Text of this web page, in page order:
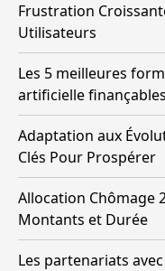
Frustration
Utilisateurs
Les 5 meilleures
artificielle
Adaptation aux
Clés Pour Prospérer
Allocation Chômage
Montants et Durée
Les partenariats